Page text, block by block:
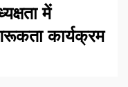
में
कार्यक्रम